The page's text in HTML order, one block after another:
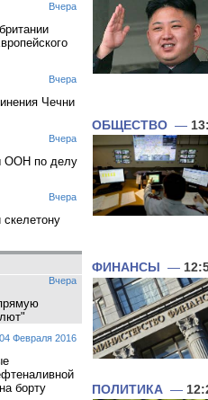
Вчера
Вчера
Чечни
Вчера
ООН по делу
Вчера
Вчера
04 Февраля 2016
борту
ОБЩЕСТВО —
ФИНАНСЫ —
ПОЛИТИКА —